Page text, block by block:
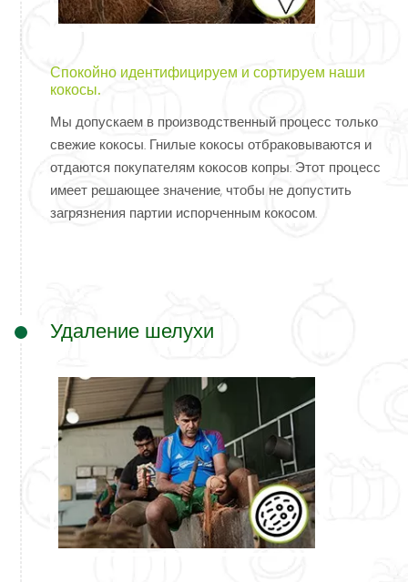
Спокойно идентифицируем и сортируем наши
кокосы.
Мы допускаем в производственный процесс только
свежие кокосы. Гнилые кокосы отбраковываются и
отдаются покупателям кокосов копры. Этот процесс
имеет решающее значение, чтобы не допустить
загрязнения партии испорченным кокосом.
Удаление шелухи